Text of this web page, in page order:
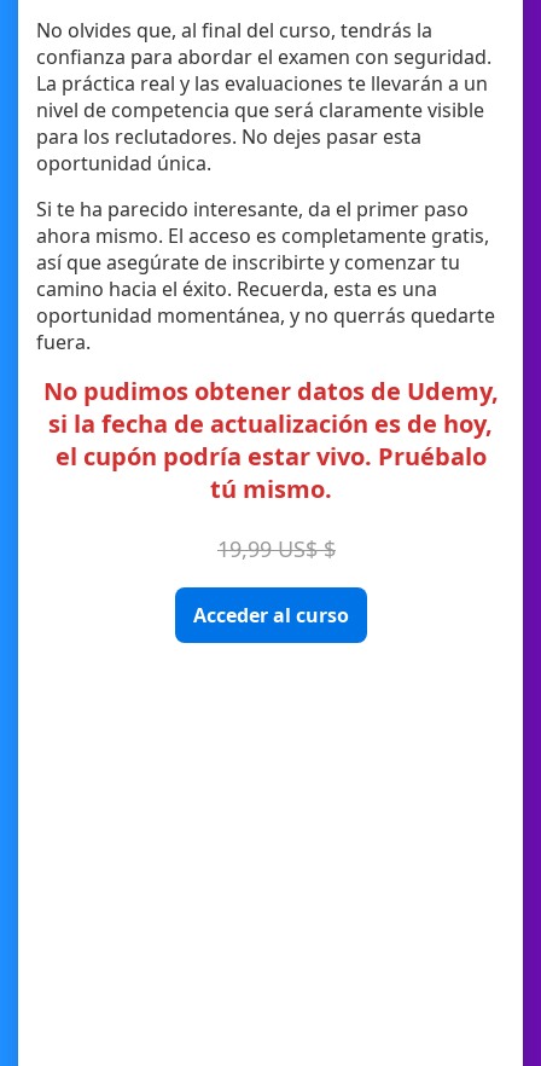
No olvides que, al final del curso, tendrás la
confianza para abordar el examen con seguridad.
La práctica real y las evaluaciones te llevarán a un
nivel de competencia que será claramente visible
para los reclutadores. No dejes pasar esta
oportunidad única.
Si te ha parecido interesante, da el primer paso
ahora mismo. El acceso es completamente gratis,
así que asegúrate de inscribirte y comenzar tu
camino hacia el éxito. Recuerda, esta es una
oportunidad momentánea, y no querrás quedarte
fuera.
No pudimos obtener datos de Udemy,
si la fecha de actualización es de hoy,
el cupón podría estar vivo. Pruébalo
tú mismo.
19,99 US$ $
Acceder al curso